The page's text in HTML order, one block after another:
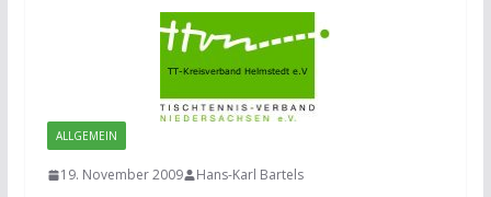
ALLGEMEIN
19. November 2009 Hans-Karl Bartels